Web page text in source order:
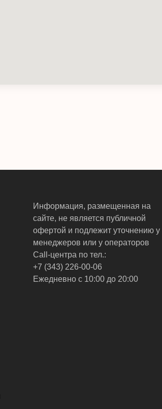
Информация, размещенная на
сайте, не является публичной
офертой и подлежит уточнению у
менеджеров или у операторов
Call-центра по тел.:
+7 (343) 226-00-06
Ежедневно с 10:00 до 20:00